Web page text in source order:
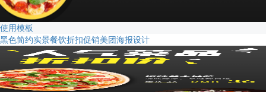
使用模板
黑色简约实景餐饮折扣促销美团海报设计